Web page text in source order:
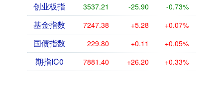
创业板指 3537.21 -25.90 -0.73%
基金指数 7247.38 +5.28 +0.07%
国债指数 229.80 +0.11 +0.05%
期指IC0 7881.40 +26.20 +0.33%